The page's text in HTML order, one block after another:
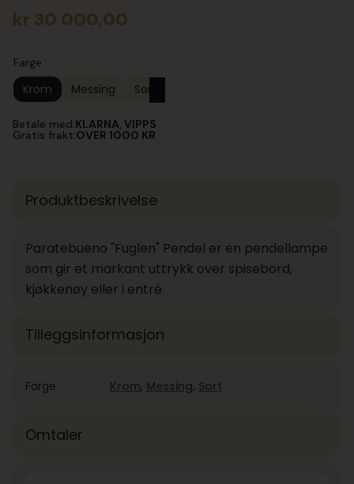
kr 30 000,00
Farge
Krom Messing Sort
Betale med:KLARNA, VIPPS
Gratis frakt:OVER 1000 KR
Produktbeskrivelse
Paratebueno "Fuglen" Pendel er en pendellampe
som gir et markant uttrykk over spisebord,
kjøkkenøy eller i entré.
Tilleggsinformasjon
Farge Krom, Messing, Sort
Omtaler